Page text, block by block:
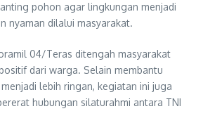
pohon agar lingkungan menjadi
nyaman dilalui masyarakat.
04/Teras ditengah masyarakat
dari warga. Selain membantu
lebih ringan, kegiatan ini juga
hubungan silaturahmi antara TNI